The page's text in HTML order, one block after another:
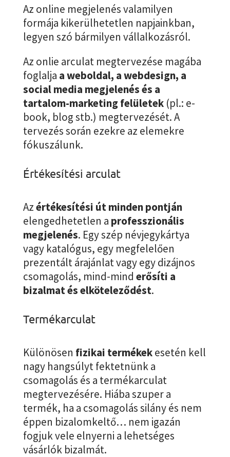
Az online megjelenés valamilyen
formája kikerülhetetlen napjainkban,
legyen szó bármilyen vállalkozásról.
Az onlie arculat megtervezése magába
foglalja a weboldal, a webdesign, a
social media megjelenés és a
tartalom-marketing felületek(pl.: e-
book, blog stb.) megtervezését. A
tervezés során ezekre az elemekre
fókuszálunk.
Értékesítési arculat
Azértékesítési út minden pontján
elengedhetetlen a professzionális
megjelenés. Egy szép névjegykártya
vagy katalógus, egy megfelelően
prezentált árajánlat vagy egy dizájnos
csomagolás, mind-mind erősíti a
bizalmat és elköteleződést.
Termékarculat
Különösen fizikai termékekesetén kell
nagy hangsúlyt fektetnünk a
csomagolás és a termékarculat
megtervezésére. Hiába szuper a
termék, ha a csomagolás silány és nem
éppen bizalomkeltő… nem igazán
fogjuk vele elnyerni a lehetséges
vásárlók bizalmát.